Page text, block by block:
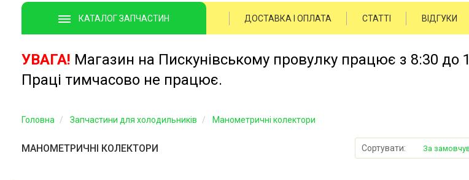
КАТАЛОГ ЗАПЧАСТИН ДОСТАВКА І ОПЛАТА СТАТТІ ВІДГУКИ
УВАГА! Магазин на Пискунівському провулку працює з 8:30 до
Праці тимчасово не працює.
Головна Запчастини для холодильників Манометричні колектори
МАНОМЕТРИЧНІ КОЛЕКТОРИ Сортувати: За